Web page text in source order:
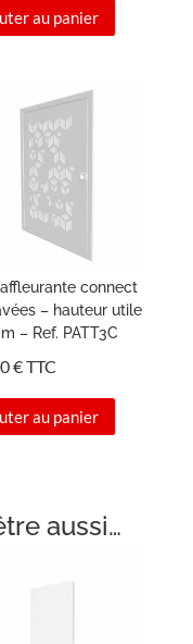
au panier
connect
– hauteur utile
– Ref. PATT3C
€TTC
au panier
aussi…